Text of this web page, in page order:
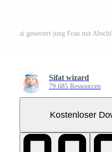
Sifat wizard
79.685 Ressourcen
Kostenloser